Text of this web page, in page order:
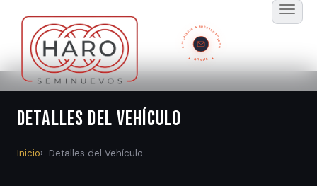
SUSCRÍBETE A NUESTRO BOLETÍN
GRATIS
Detalles del Vehículo
Inicio Detalles del Vehículo